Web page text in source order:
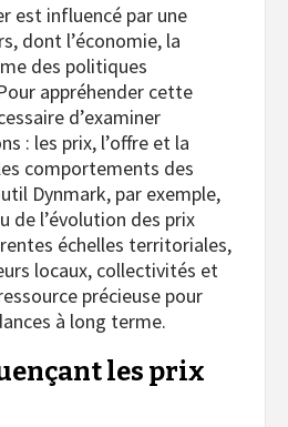
est influencé par une
dont l’économie, la
des politiques
appréhender cette
d’examiner
: les prix, l’offre et la
comportements des
Dynmark, par exemple,
de l’évolution des prix
échelles territoriales,
locaux, collectivités et
précieuse pour
à long terme.
les prix